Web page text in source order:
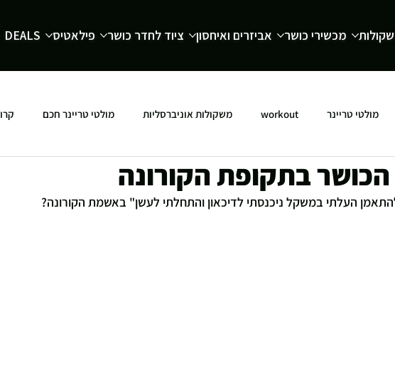
מכשירי כושר אביזרים ואיחסון ציוד לחדר כושר פילאטיס DEALS
מולטי טריינר workout משקולות אוניברסליות מולטי טריינר חכם
הכושר בתקופת הקורונה
העלתי במשקל ניכנסתי לדיכאון והתחלתי לעשן" באשמת הקורונה?